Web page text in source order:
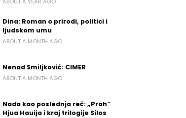
Dina: Roman o prirodi, politici i
ljudskom umu
ABOUT A MONTH AGO
Nenad Smiljković: CIMER
ABOUT A MONTH AGO
Nada kao poslednja reč: „Prah“
Hjua Hauija i kraj trilogije Silos